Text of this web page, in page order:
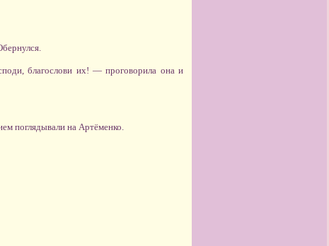
благослови их! — проговорила она и
поглядывали на Артёменко.